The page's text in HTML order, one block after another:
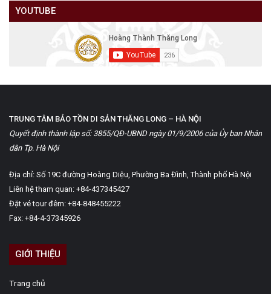
YOUTUBE
TRUNG TÂM BẢO TỒN DI SẢN THĂNG LONG – HÀ NỘI
Quyết định thành lập số: 3855/QĐ-UBND ngày 01/9/2006 của Ủy ban Nhân
dân Tp. Hà Nội
Địa chỉ: Số 19C đường Hoàng Diệu, Phường Ba Đình, Thành phố Hà Nội
Liên hệ tham quan: +84-437345427
Đặt vé tour đêm: +84-848455222
Fax: +84-4-37345926
GIỚI THIỆU
Trang chủ